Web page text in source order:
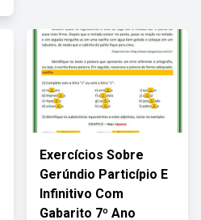
Exercícios Sobre
Gerúndio Particípio E
Infinitivo Com
Gabarito 7º Ano